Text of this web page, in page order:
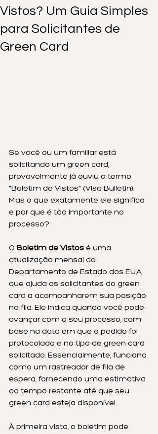
Vistos? Um Guia Simples
para Solicitantes de
Green Card
Se você ou um familiar está
solicitando um green card,
provavelmente já ouviu o termo
"Boletim de Vistos" (Visa Bulletin).
Mas o que exatamente ele significa
e por que é tão importante no
processo?
O Boletim de Vistos é uma
atualização mensal do
Departamento de Estado dos EUA
que ajuda os solicitantes do green
card a acompanharem sua posição
na fila. Ele indica quando você pode
avançar com o seu processo, com
base na data em que o pedido foi
protocolado e no tipo de green card
solicitado. Essencialmente, funciona
como um rastreador de fila de
espera, fornecendo uma estimativa
do tempo restante até que seu
green card esteja disponível.
À primeira vista, o boletim pode